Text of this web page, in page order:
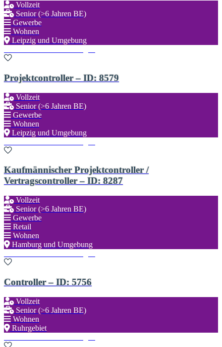
Vollzeit
Senior (>6 Jahren BE)
Gewerbe
Wohnen
Leipzig und Umgebung
Projektcontroller – ID: 8579
Vollzeit
Senior (>6 Jahren BE)
Gewerbe
Wohnen
Leipzig und Umgebung
Kaufmännischer Projektcontroller /
Vertragscontroller – ID: 8287
Vollzeit
Senior (>6 Jahren BE)
Gewerbe
Retail
Wohnen
Hamburg und Umgebung
Controller – ID: 5756
Vollzeit
Senior (>6 Jahren BE)
Wohnen
Ruhrgebiet